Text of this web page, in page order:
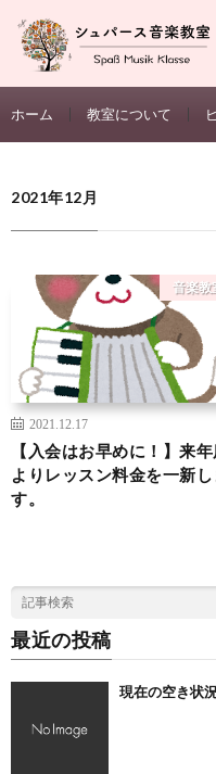
ホーム 教室について
2021年12月
音楽教
2021.12.17
【入会はお早めに！】来
よりレッスン料金を一新し
す。
最近の投稿
現在の空き状